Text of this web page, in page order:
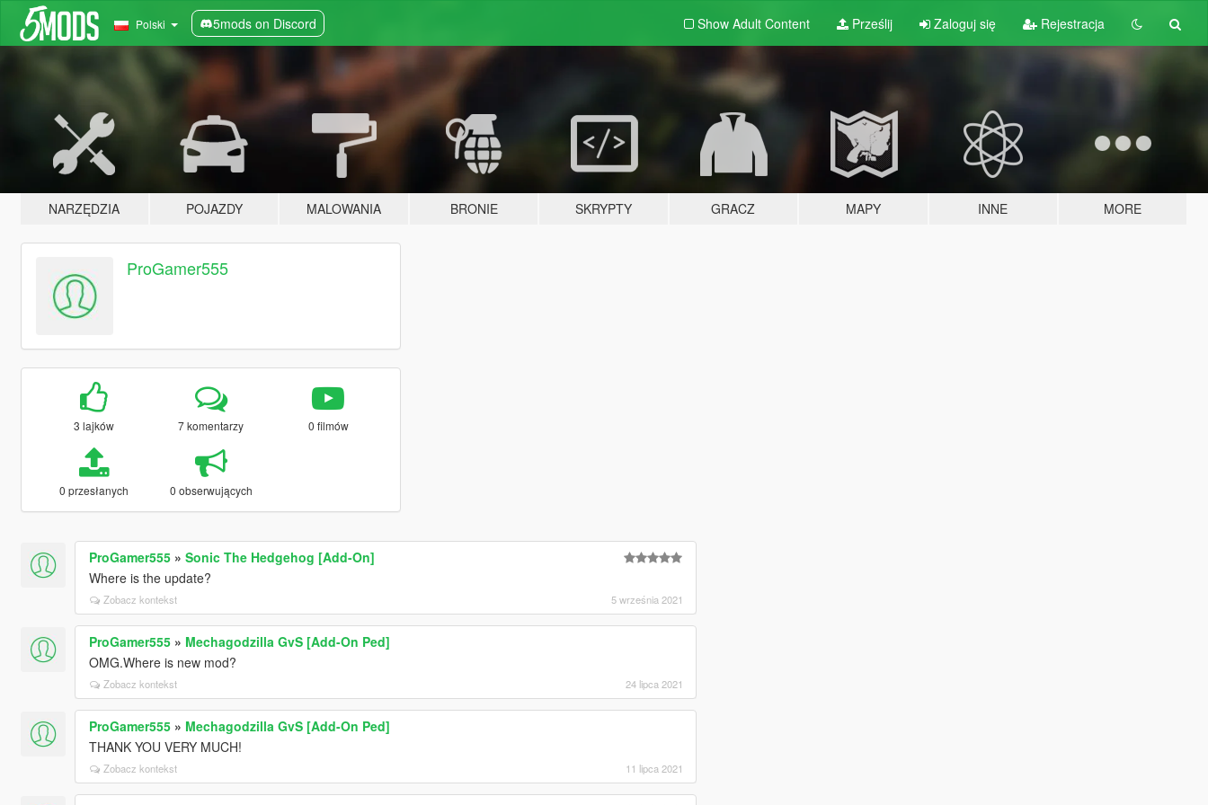
Polski 5mods on Discord Show Adult Content Prześlij Zaloguj się Rejestracja
NARZĘDZIA POJAZDY MALOWANIA BRONIE SKRYPTY GRACZ MAPY INNE MORE
ProGamer555
3 lajków 7 komentarzy 0 filmów
0 przesłanych 0 obserwujących
ProGamer555» Sonic The Hedgehog [Add-On]
Where is the update?
Zobacz kontekst 5 września 2021
ProGamer555» Mechagodzilla GvS [Add-On Ped]
OMG.Where is new mod?
Zobacz kontekst 24 lipca 2021
ProGamer555» Mechagodzilla GvS [Add-On Ped]
THANK YOU VERY MUCH!
Zobacz kontekst 11 lipca 2021